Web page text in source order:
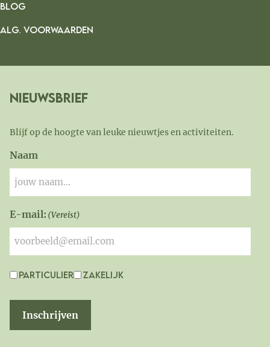
BLOG
ALG. VOORWAARDEN
Nieuwsbrief
Blijf op de hoogte van leuke nieuwtjes en activiteiten.
Naam
E-mail: (Vereist)
Interesse
Particulier Zakelijk
Inschrijven